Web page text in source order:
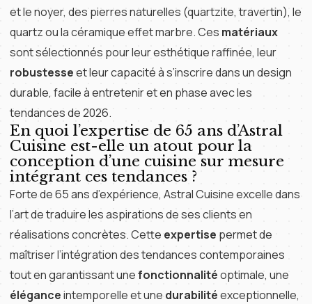
et le noyer, des pierres naturelles (quartzite, travertin), le
quartz ou la céramique effet marbre. Ces matériaux
sont sélectionnés pour leur esthétique raffinée, leur
robustesseet leur capacité à s’inscrire dans un design
durable, facile à entretenir et en phase avec les
tendances de 2026.
En quoi l’expertise de 65 ans d’Astral
Cuisine est-elle un atout pour la
conception d’une cuisine sur mesure
intégrant ces tendances ?
Forte de 65 ans d’expérience, Astral Cuisine excelle dans
l’art de traduire les aspirations de ses clients en
réalisations concrètes. Cette expertise permet de
maîtriser l’intégration des tendances contemporaines
tout en garantissant unefonctionnalitéoptimale, une
éléganceintemporelle et une durabilitéexceptionnelle,